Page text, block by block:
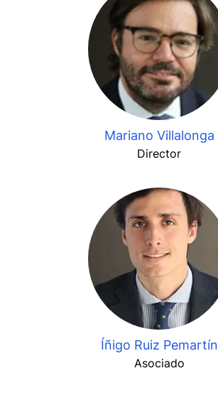
Mariano Villalonga
Director
Íñigo Ruiz Pemartín
Asociado